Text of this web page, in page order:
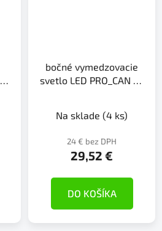
bočné vymedzovacie
svetlo LED PRO_CAN XL
Na sklade (4 ks)
24 € bez DPH
29,52 €
DO KOŠÍKA